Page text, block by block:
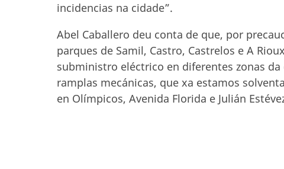
incidencias na cidade”.
Abel Caballero deu conta de que, por
parques de Samil, Castro, Castrelos e A
subministro eléctrico en diferentes zonas
ramplas mecánicas, que xa estamos
en Olímpicos, Avenida Florida e Julián